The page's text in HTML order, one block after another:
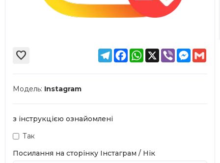
 TelegramFacebookWhatsApp
X Viber
Модель: Instagram
з інструкцією ознайомлені
Так
Посилання на сторінку Інстаграм / Нік